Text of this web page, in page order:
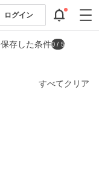
ログイン
保存した条件0 / 5
すべてクリア